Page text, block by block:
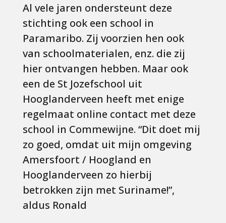
Al vele jaren ondersteunt deze
stichting ook een school in
Paramaribo. Zij voorzien hen ook
van schoolmaterialen, enz. die zij
hier ontvangen hebben. Maar ook
een de St Jozefschool uit
Hooglanderveen heeft met enige
regelmaat online contact met deze
school in Commewijne. “Dit doet mij
zo goed, omdat uit mijn omgeving
Amersfoort / Hoogland en
Hooglanderveen zo hierbij
betrokken zijn met Suriname!”,
aldus Ronald